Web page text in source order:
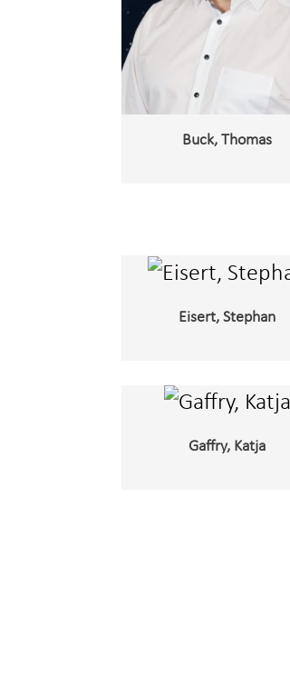
Buck, Thomas
Eisert, Stephan
Gaffry, Katja